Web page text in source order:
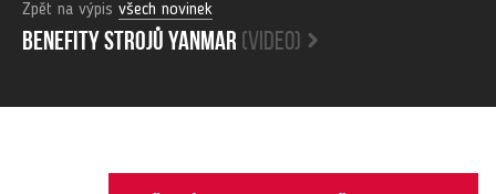
Zpět na výpis všech novinek
Benefity strojů yanmar (video)